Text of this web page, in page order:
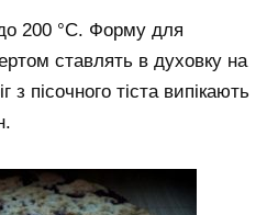
200 °C. Форму для
ставлять в духовку на
пісочного тіста випікають